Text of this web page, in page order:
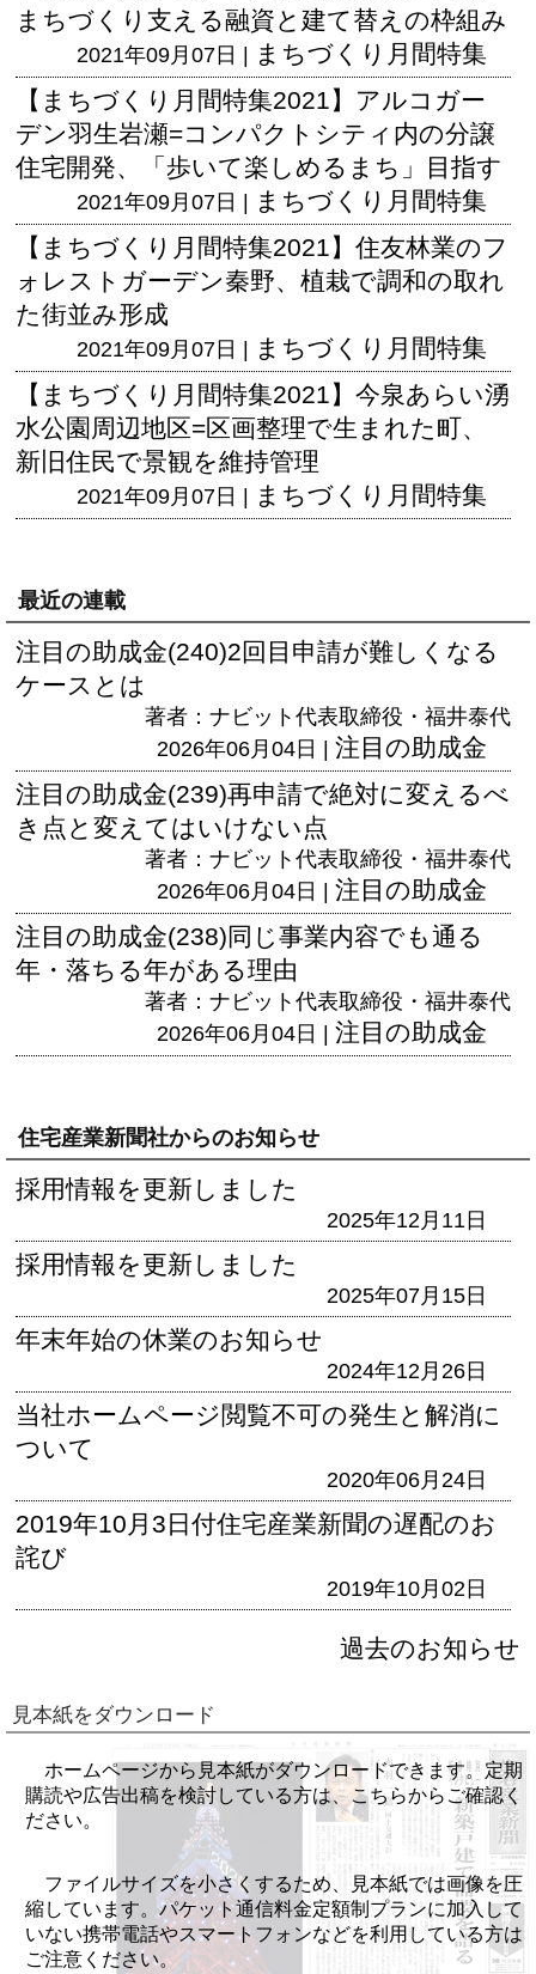
まちづくり支える融資と建て替えの枠組み
2021年09月07日 | まちづくり月間特集
【まちづくり月間特集2021】アルコガー
デン羽生岩瀬=コンパクトシティ内の分譲
住宅開発、「歩いて楽しめるまち」目指す
2021年09月07日 | まちづくり月間特集
【まちづくり月間特集2021】住友林業のフ
ォレストガーデン秦野、植栽で調和の取れ
た街並み形成
2021年09月07日 | まちづくり月間特集
【まちづくり月間特集2021】今泉あらい湧
水公園周辺地区=区画整理で生まれた町、
新旧住民で景観を維持管理
2021年09月07日 | まちづくり月間特集
最近の連載
注目の助成金(240)2回目申請が難しくなる
ケースとは
著者：ナビット代表取締役・福井泰代
2026年06月04日 | 注目の助成金
注目の助成金(239)再申請で絶対に変えるべ
き点と変えてはいけない点
著者：ナビット代表取締役・福井泰代
2026年06月04日 | 注目の助成金
注目の助成金(238)同じ事業内容でも通る
年・落ちる年がある理由
著者：ナビット代表取締役・福井泰代
2026年06月04日 | 注目の助成金
住宅産業新聞社からのお知らせ
採用情報を更新しました
2025年12月11日
採用情報を更新しました
2025年07月15日
年末年始の休業のお知らせ
2024年12月26日
当社ホームページ閲覧不可の発生と解消に
ついて
2020年06月24日
2019年10月3日付住宅産業新聞の遅配のお
詫び
2019年10月02日
過去のお知らせ
見本紙をダウンロード
ホームページから見本紙がダウンロードできます。定期
購読や広告出稿を検討している方は、こちらからご確認く
ださい。
ファイルサイズを小さくするため、見本紙では画像を圧
縮しています。パケット通信料金定額制プランに加入して
いない携帯電話やスマートフォンなどを利用している方は
ご注意ください。